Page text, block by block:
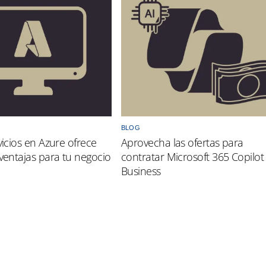
en Azure ofrece
para tu negocio
BLOG
Aprovecha las ofertas para
contratar Microsoft 365 Copilot
Business